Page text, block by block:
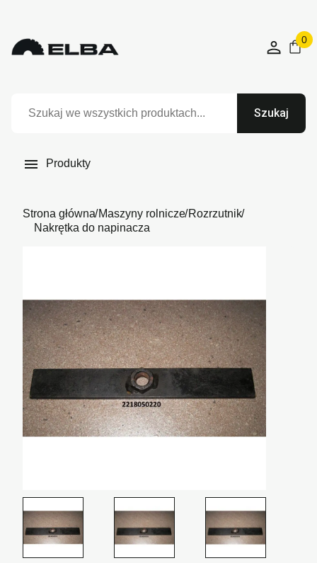
0
Szukaj
 Produkty
Strona główna Maszyny rolnicze Rozrzutnik
Nakrętka do napinacza